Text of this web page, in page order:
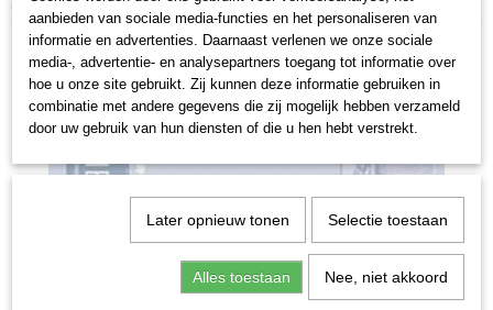
aanbieden van sociale media-functies en het personaliseren van
informatie en advertenties. Daarnaast verlenen we onze sociale
media-, advertentie- en analysepartners toegang tot informatie over
hoe u onze site gebruikt. Zij kunnen deze informatie gebruiken in
combinatie met andere gegevens die zij mogelijk hebben verzameld
door uw gebruik van hun diensten of die u hen hebt verstrekt.
Later opnieuw tonen Selectie toestaan
Alles toestaan Nee, niet akkoord